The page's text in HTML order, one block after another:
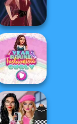
Battle Maidens
Pin-up Jessica
Year Round